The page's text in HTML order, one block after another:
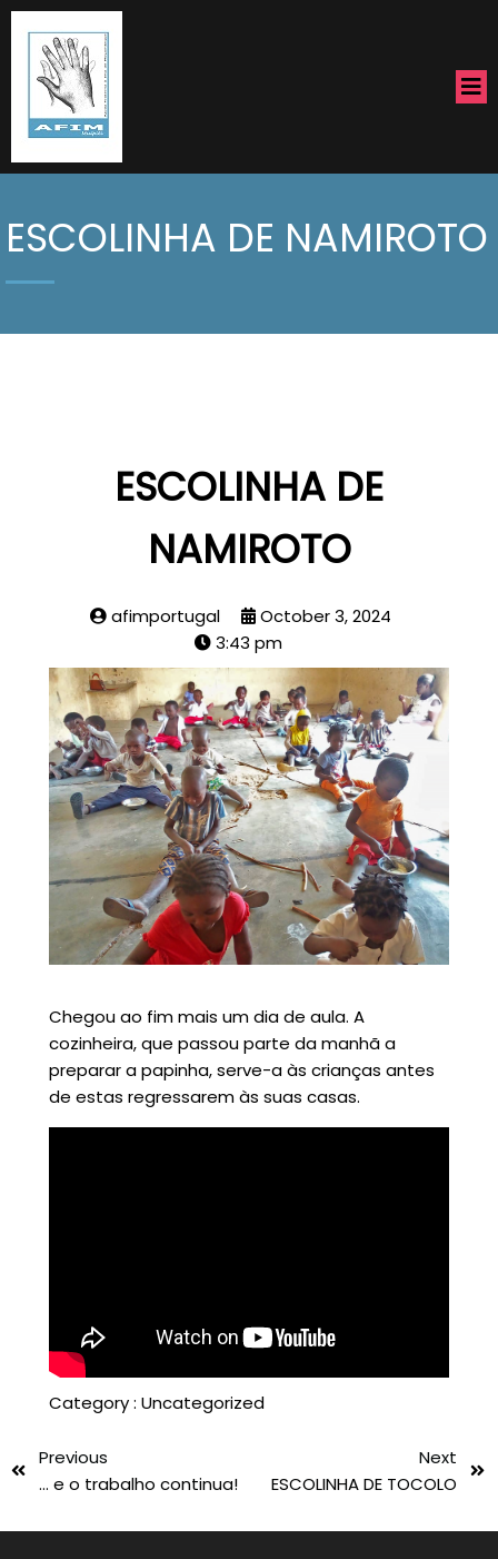
ESCOLINHA DE NAMIROTO
ESCOLINHA DE
NAMIROTO
afimportugal
October 3, 2024
3:43 pm
Chegou ao fim mais um dia de aula. A
cozinheira, que passou parte da manhã a
preparar a papinha, serve-a às crianças antes
de estas regressarem às suas casas.
Category : Uncategorized
Previous
… e o trabalho continua!
Next
ESCOLINHA DE TOCOLO